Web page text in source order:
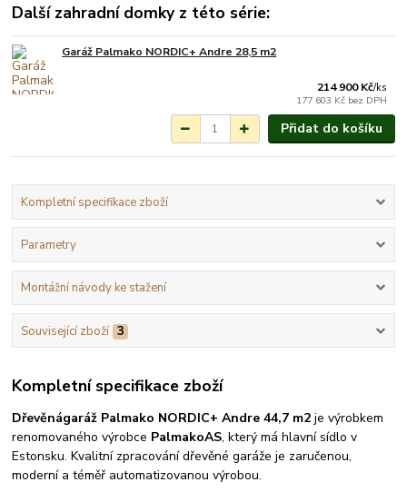
Další zahradní domky z této série:
Garáž Palmako NORDIC+ Andre 28,5 m2
214 900 Kč/ks
177 603 Kč bez DPH
Přidat do košíku
Kompletní specifikace zboží
Parametry
Montážní návody ke stažení
Související zboží 3
Kompletní specifikace zboží
Dřevěnágaráž Palmako NORDIC+ Andre 44,7 m2je výrobkem
renomovaného výrobce PalmakoAS, který má hlavní sídlo v
Estonsku. Kvalitní zpracování dřevěné garáže je zaručenou,
moderní a téměř automatizovanou výrobou.